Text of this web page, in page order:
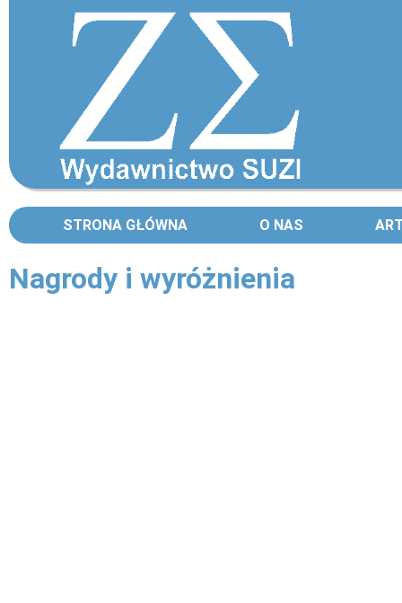
STRONA GŁÓWNA O NAS
Nagrody i wyróżnienia